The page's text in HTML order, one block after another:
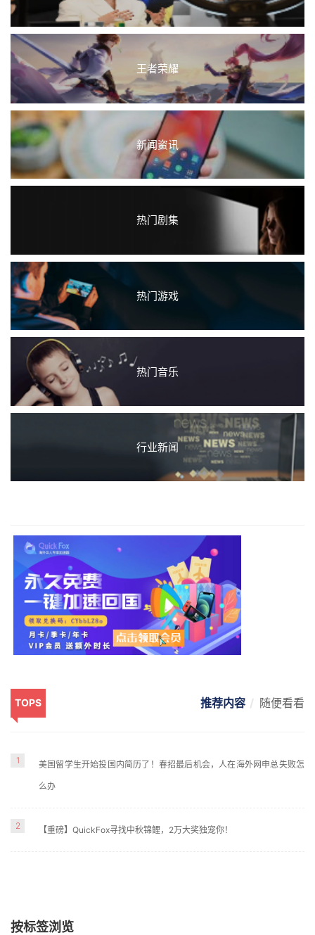
王者荣耀
新闻资讯
热门剧集
热门游戏
热门音乐
行业新闻
TOPS 推荐内容 随便看看
1 美国留学生开始投国内简历了！春招最后机会，人在海外网申总失败怎
么办
2 【重磅】QuickFox寻找中秋锦鲤，2万大奖独宠你！
按标签浏览